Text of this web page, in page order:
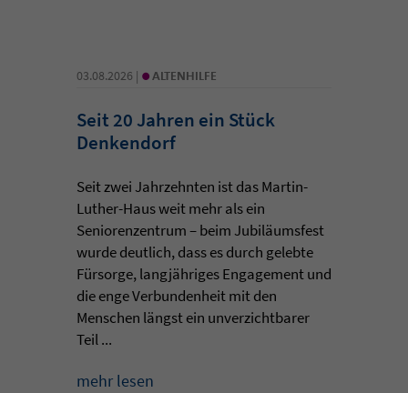
03.08.2026 | • ALTENHILFE
Seit 20 Jahren ein Stück
Denkendorf
Seit zwei Jahrzehnten ist das Martin-
Luther-Haus weit mehr als ein
Seniorenzentrum – beim Jubiläumsfest
wurde deutlich, dass es durch gelebte
Fürsorge, langjähriges Engagement und
die enge Verbundenheit mit den
Menschen längst ein unverzichtbarer
Teil ...
mehr lesen